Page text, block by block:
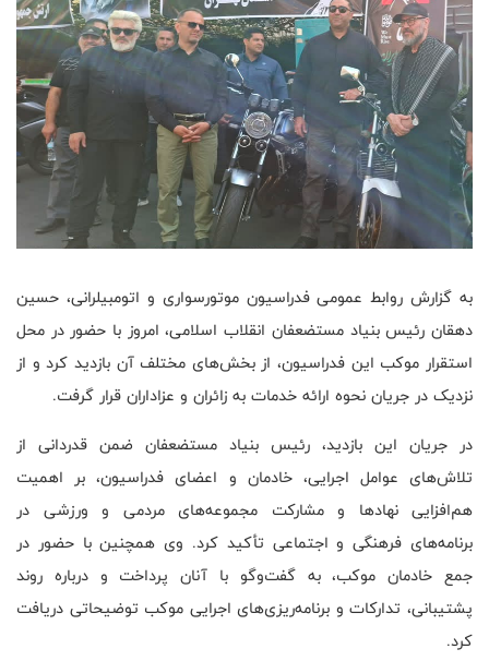
به گزارش روابط عمومی فدراسیون موتورسواری و اتومبیلرانی، حسین
دهقان رئیس بنیاد مستضعفان انقلاب اسلامی، امروز با حضور در محل
استقرار موکب این فدراسیون، از بخش‌های مختلف آن بازدید کرد و از
نزدیک در جریان نحوه ارائه خدمات به زائران و عزاداران قرار گرفت.
در جریان این بازدید، رئیس بنیاد مستضعفان ضمن قدردانی از
تلاش‌های عوامل اجرایی، خادمان و اعضای فدراسیون، بر اهمیت
هم‌افزایی نهادها و مشارکت مجموعه‌های مردمی و ورزشی در
برنامه‌های فرهنگی و اجتماعی تأکید کرد. وی همچنین با حضور در
جمع خادمان موکب، به گفت‌وگو با آنان پرداخت و درباره روند
پشتیبانی، تدارکات و برنامه‌ریزی‌های اجرایی موکب توضیحاتی دریافت
کرد.